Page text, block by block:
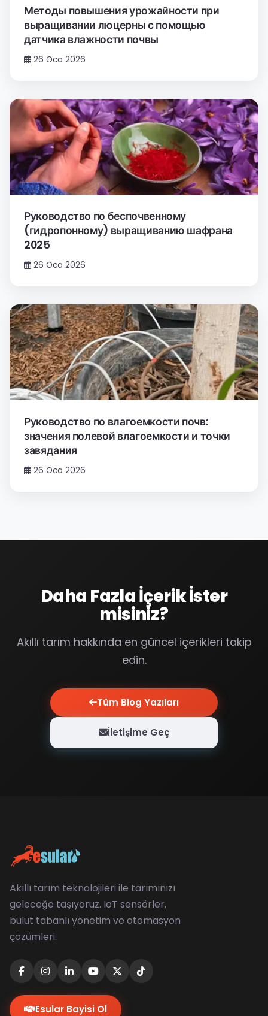
Методы повышения урожайности при
выращивании люцерны с помощью
датчика влажности почвы
26 Oca 2026
Руководство по беспочвенному
(гидропонному) выращиванию шафрана
2025
26 Oca 2026
Руководство по влагоемкости почв:
значения полевой влагоемкости и точки
завядания
26 Oca 2026
Daha Fazla İçerik İster
misiniz?
Akıllı tarım hakkında en güncel içerikleri takip
edin.
Tüm Blog Yazıları
İletişime Geç
Akıllı tarım teknolojileri ile tarımınızı
geleceğe taşıyoruz. IoT sensörler,
bulut tabanlı yönetim ve otomasyon
çözümleri.
Esular Bayisi Ol